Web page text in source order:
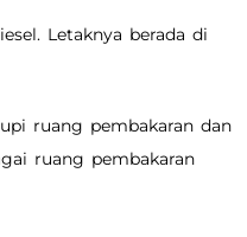
Letaknya berada di
ruang pembakaran dan
ruang pembakaran